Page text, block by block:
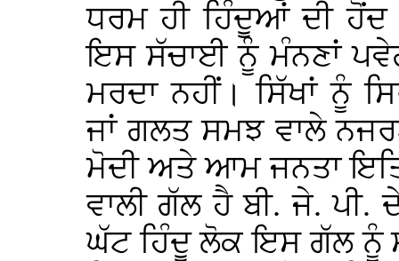
ਧਰਮ ਹੀ ਹਿੰਦੂਆਂ ਦੀ ਹੋਂਦ
ਇਸ ਸੱਚਾਈ ਨੂੰ ਮੰਨਣਾਂ
ਮਰਦਾ ਨਹੀਂ। ਸਿੱਖਾਂ ਨੂੰ
ਜਾਂ ਗਲਤ ਸਮਝ ਵਾਲੇ
ਮੋਦੀ ਅਤੇ ਆਮ ਜਨਤਾ
ਵਾਲੀ ਗੱਲ ਹੈ ਬੀ. ਜੇ.
ਘੱਟ ਹਿੰਦੂ ਲੋਕ ਇਸ ਗੱਲ ਨੂੰ